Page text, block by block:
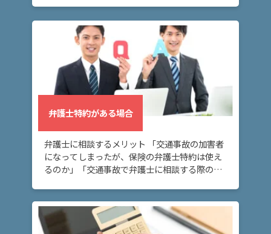
味」に […]
弁護士特約がある場合
弁護士に相談するメリット 「交通事故の加害者
になってしまったが、保険の弁護士特約は使え
るのか」「交通事故で弁護士に相談する際の弁
という […]